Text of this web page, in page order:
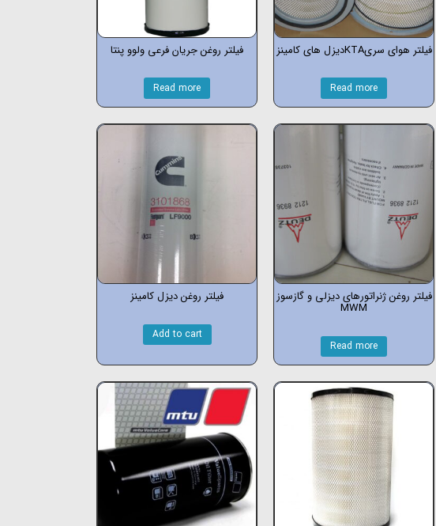
فیلتر هوای سریKTAدیزل های کامینز
Read more
فیلتر روغن جریان فرعی ولوو پنتا
Read more
فیلتر روغن ژنراتورهای دیزلی و گازسوز
MWM
Read more
فیلتر روغن دیزل کامینز
Add to cart